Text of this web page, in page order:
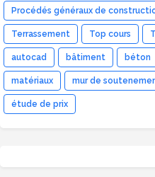
Procédés généraux de
Terrassement Top cours
autocad bâtiment béton
matériaux mur de
étude de prix